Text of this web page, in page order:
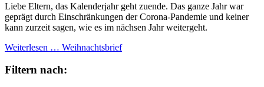
Liebe Eltern, das Kalenderjahr geht zuende. Das ganze Jahr war
geprägt durch Einschränkungen der Corona-Pandemie und keiner
kann zurzeit sagen, wie es im nächsen Jahr weitergeht.
Weiterlesen … Weihnachtsbrief
Filtern nach: